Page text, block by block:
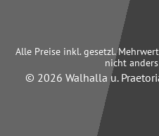
Alle Preise inkl. gesetzl.
nicht
© 2026 Walhalla u.